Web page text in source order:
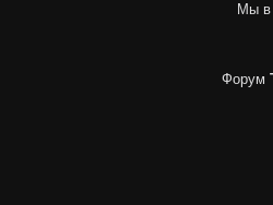
Мы в
Форум